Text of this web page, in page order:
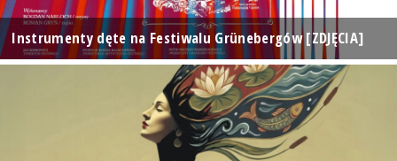
Instrumenty dęte na Festiwalu Grünebergów [ZDJĘCIA]